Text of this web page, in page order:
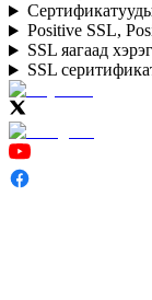
Positive SSL,
SSL яагаад
SSL